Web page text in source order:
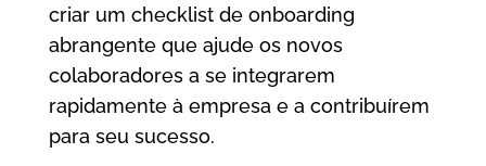
criar um checklist de onboarding
abrangente que ajude os novos
colaboradores a se integrarem
rapidamente à empresa e a contribuírem
para seu sucesso.